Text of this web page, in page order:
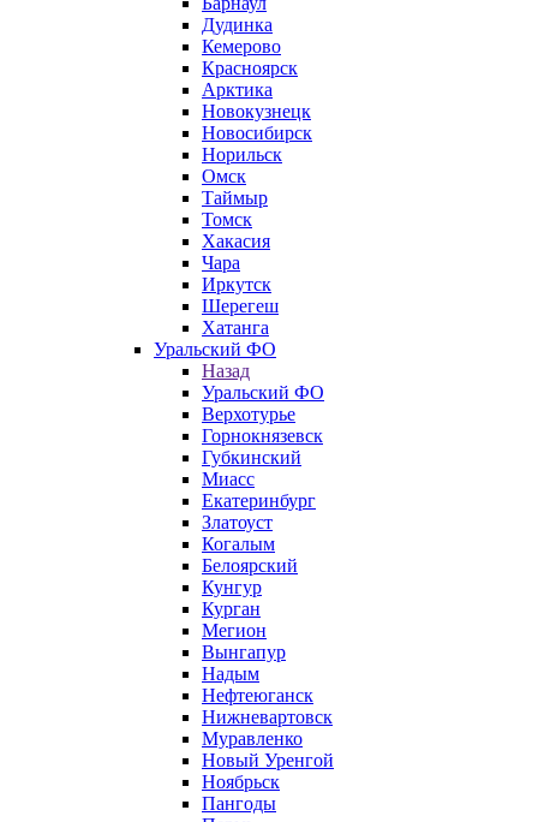
Дудинка
Кемерово
Красноярск
Арктика
Новокузнецк
Новосибирск
Норильск
Омск
Таймыр
Томск
Хакасия
Чара
Иркутск
Шерегеш
Хатанга
Уральский ФО
Назад
Уральский ФО
Верхотурье
Горнокнязевск
Губкинский
Миасс
Екатеринбург
Златоуст
Когалым
Белоярский
Кунгур
Курган
Мегион
Вынгапур
Надым
Нефтеюганск
Нижневартовск
Муравленко
Новый Уренгой
Ноябрьск
Пангоды